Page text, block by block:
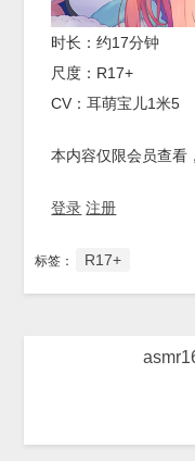
时长：约17分钟
尺度：R17+
CV：耳萌宝儿1米5
本内容仅限会员查看
登录 注册
标签： R17+